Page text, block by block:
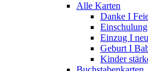
Alle Karten
Danke I
Einzug I
Geburt I
Kinder